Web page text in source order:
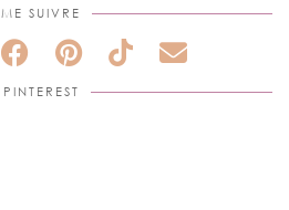
ME SUIVRE
PINTEREST